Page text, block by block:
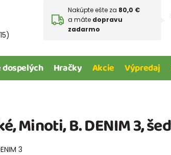
Nakúpte ešte za 80,0 €
a máte dopravu
zadarmo
dospelých Hračky Akcie Výpredaj
Minoti, B. DENIM 3,
3